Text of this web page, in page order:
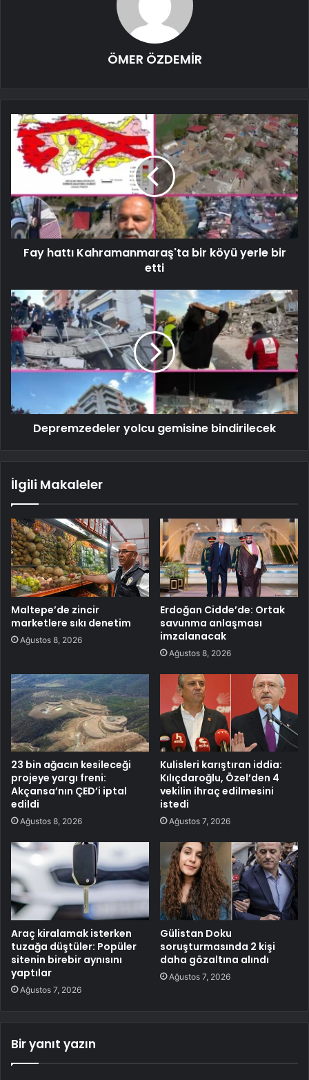
ÖMER ÖZDEMİR
Fay hattı Kahramanmaraş'ta bir köyü yerle bir
etti
Depremzedeler yolcu gemisine bindirilecek
İlgili Makaleler
Maltepe’de zincir
marketlere sıkı denetim
Ağustos 8, 2026
Erdoğan Cidde’de: Ortak
savunma anlaşması
imzalanacak
Ağustos 8, 2026
23 bin ağacın kesileceği
projeye yargı freni:
Akçansa’nın ÇED’i iptal
edildi
Ağustos 8, 2026
Kulisleri karıştıran iddia:
Kılıçdaroğlu, Özel’den 4
vekilin ihraç edilmesini
istedi
Ağustos 7, 2026
Araç kiralamak isterken
tuzağa düştüler: Popüler
sitenin birebir aynısını
yaptılar
Ağustos 7, 2026
Gülistan Doku
soruşturmasında 2 kişi
daha gözaltına alındı
Ağustos 7, 2026
Bir yanıt yazın